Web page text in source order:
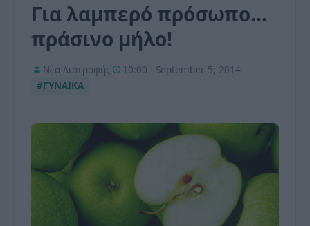
Για λαμπερό πρόσωπο…
πράσινο μήλο!
Νέα Διατροφής
10:00 - September 5, 2014
#ΓΥΝΑΙΚΑ